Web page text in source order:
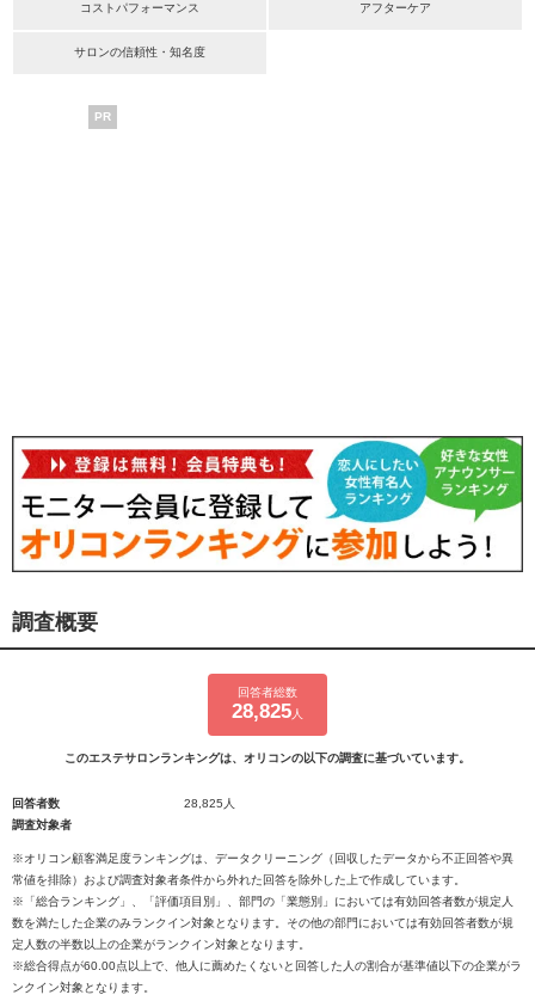
コストパフォーマンス アフターケア
サロンの信頼性・知名度
PR
調査概要
回答者総数
28,825 人
このエステサロンランキングは、オリコンの以下の調査に基づいています。
回答者数
28,825人
調査対象者
※オリコン顧客満足度ランキングは、データクリーニング（回収したデータから不正回答や異
常値を排除）および調査対象者条件から外れた回答を除外した上で作成しています。
※「総合ランキング」、「評価項目別」、部門の「業態別」においては有効回答者数が規定人
数を満たした企業のみランクイン対象となります。その他の部門においては有効回答者数が規
定人数の半数以上の企業がランクイン対象となります。
※総合得点が60.00点以上で、他人に薦めたくないと回答した人の割合が基準値以下の企業がラ
ンクイン対象となります。